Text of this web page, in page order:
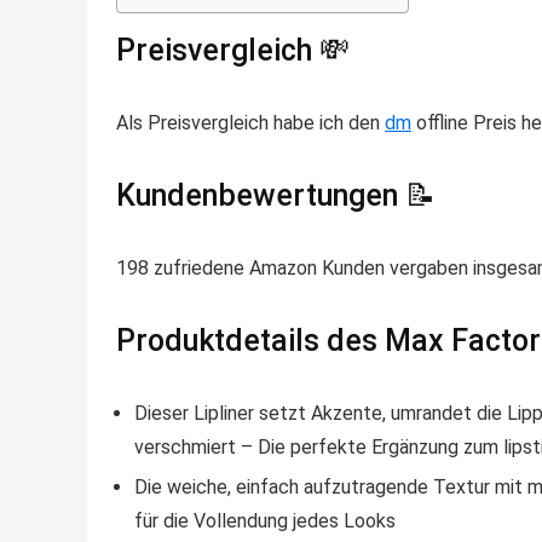
Preisvergleich 💸
Als Preisvergleich habe ich den dm offline Preis
Kundenbewertungen 📝
198 zufriedene Amazon Kunden vergaben
Produktdetails des Max
Dieser Lipliner setzt Akzente, umrandet die
verschmiert – Die perfekte Ergänzung zum
Die weiche, einfach aufzutragende Textur mit
für die Vollendung jedes Looks